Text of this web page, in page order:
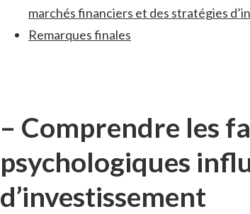
marchés⁣ financiers‍ et‌ des ⁢stratégies
Remarques finales
– Comprendre les
psychologiques
d’investissement